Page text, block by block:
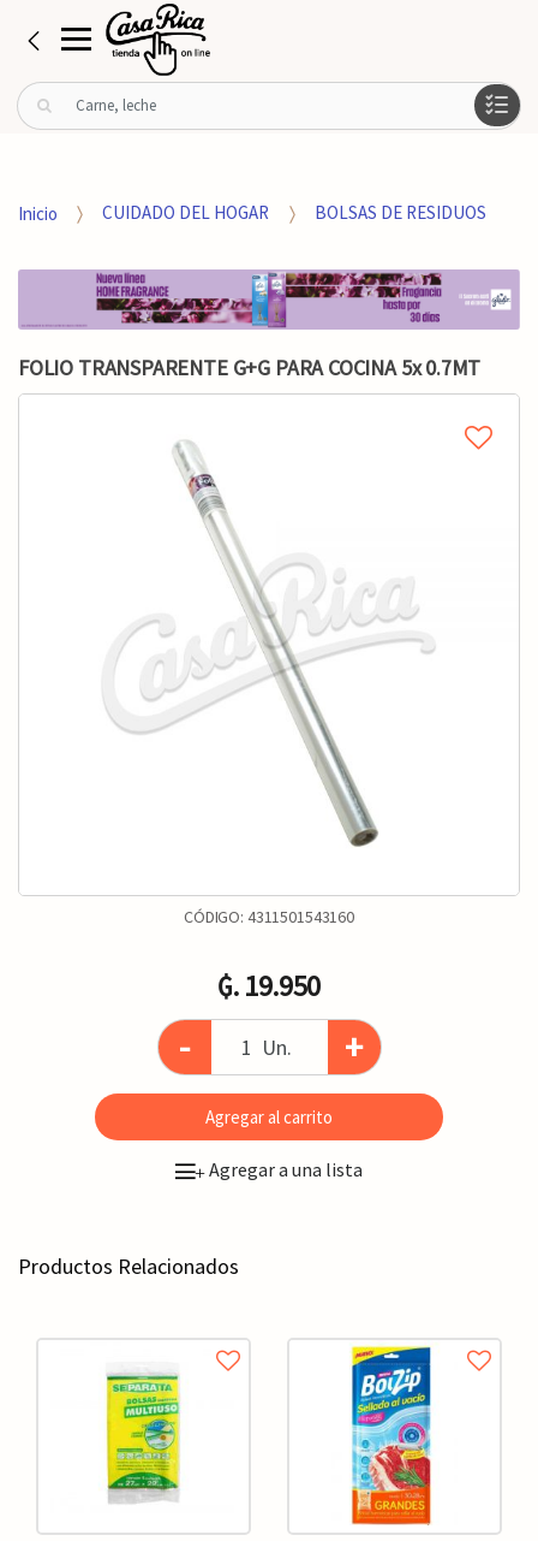
B
u
r
o
Inicio CUIDADO DEL HOGAR BOLSAS DE RESIDUOS
FOLIO TRANSPARENTE G+G PARA COCINA 5x 0.7MT
CÓDIGO: 4311501543160
₲. 19.950
- Un. +
Agregar al carrito
+Agregar a una lista
Productos Relacionados